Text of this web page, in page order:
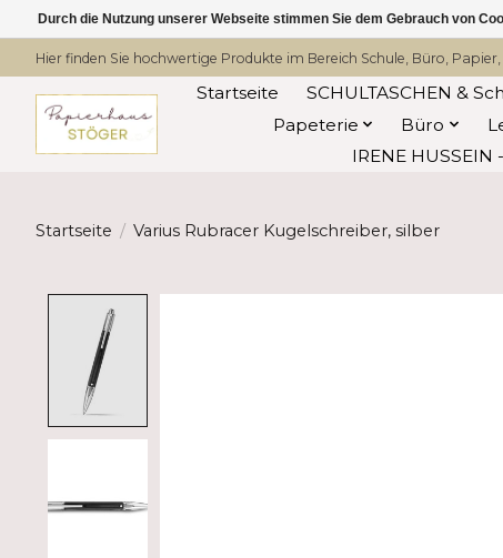
Hier finden Sie hochwertige Produkte im Bereich Schule, Büro,
Startseite SCHULTASCHEN &
Papeterie
Büro
IRENE HUSSEIN
Startseite / Varius Rubracer Kugelschreiber, silber
Durch die Nutzung unserer Webseite stimmen Sie dem Gebrauch von